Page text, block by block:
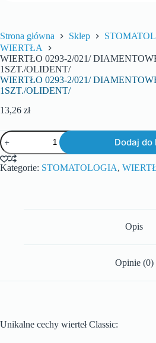
Strona główna Sklep
WIERTŁA
WIERTŁO 0293-2/021/
1SZT./OLIDENT/
WIERTŁO 0293-2/021/
1SZT./OLIDENT/
13,26 zł
Dodaj do
Kategorie: STOMATOLOGIA,
Opis
Opinie (0)
Unikalne cechy wierteł Classic: